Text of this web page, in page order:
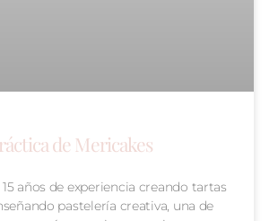
de Mericakes
años de experiencia creando tartas
pastelería creativa, una de